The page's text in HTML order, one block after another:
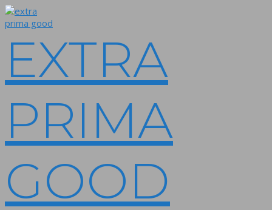
Skip
to
EXTRA
PRIMA
GOOD